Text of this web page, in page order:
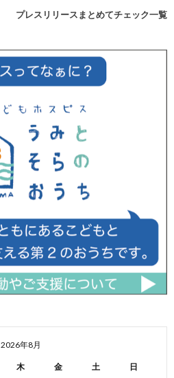
プレスリリースまとめてチェック一覧
2026年8月
木 金 土 日